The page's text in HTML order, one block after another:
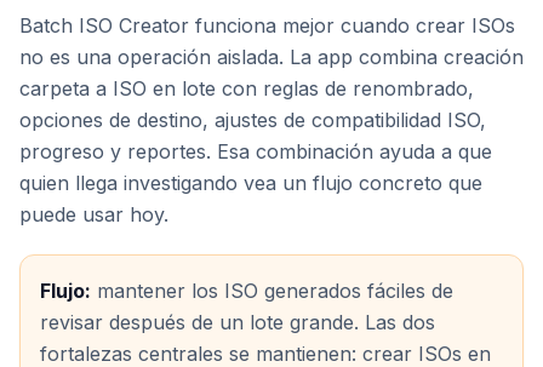
Batch ISO Creator funciona mejor cuando crear ISOs
no es una operación aislada. La app combina creación
carpeta a ISO en lote con reglas de renombrado,
opciones de destino, ajustes de compatibilidad ISO,
progreso y reportes. Esa combinación ayuda a que
quien llega investigando vea un flujo concreto que
puede usar hoy.
Flujo: mantener los ISO generados fáciles de
revisar después de un lote grande. Las dos
fortalezas centrales se mantienen: crear ISOs en